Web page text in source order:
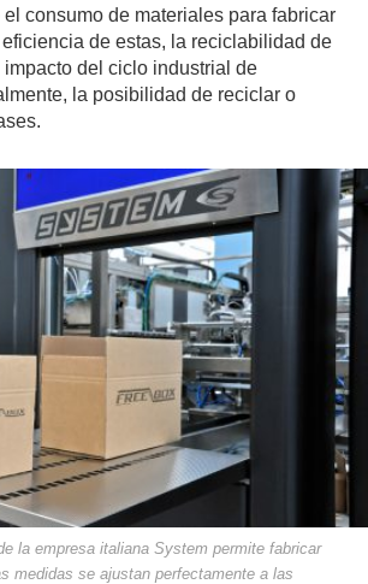
consumo de materiales para fabricar
de estas, la reciclabilidad de
impacto del ciclo industrial de
la posibilidad de reciclar o
la empresa italiana System permite fabricar
medidas se ajustan perfectamente a las